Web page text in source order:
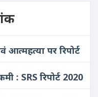
आत्महत्या पर रिपोर्ट
: SRS रिपोर्ट 2020